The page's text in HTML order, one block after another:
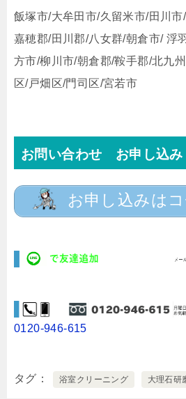
飯塚市/大牟田市/久留米市/田川
嘉穂郡/田川郡/八女群/朝倉市/ 浮
方市/柳川市/朝倉郡/鞍手郡/北九
区/戸畑区/門司区/宮若市
お問い合わせ お申し込み
お申し込みは
0120-946-615
タグ 浴室クリーニング 大理石研